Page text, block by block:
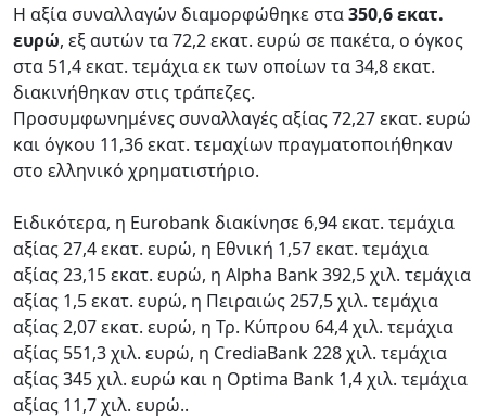
H αξία συναλλαγών διαμορφώθηκε στα350,6 εκατ.
ευρώ, εξ αυτών τα 72,2 εκατ. ευρώ σε πακέτα, ο όγκος
στα 51,4 εκατ. τεμάχια εκ των οποίων τα 34,8 εκατ.
διακινήθηκαν στις τράπεζες.
Προσυμφωνημένες συναλλαγές αξίας 72,27 εκατ. ευρώ
και όγκου 11,36 εκατ. τεμαχίων πραγματοποιήθηκαν
στο ελληνικό χρηματιστήριο.
Ειδικότερα, η Eurobank διακίνησε 6,94 εκατ. τεμάχια
αξίας 27,4 εκατ. ευρώ, η Εθνική 1,57 εκατ. τεμάχια
αξίας 23,15 εκατ. ευρώ, η Alpha Bank 392,5 χιλ. τεμάχια
αξίας 1,5 εκατ. ευρώ, η Πειραιώς 257,5 χιλ. τεμάχια
αξίας 2,07 εκατ. ευρώ, η Τρ. Κύπρου 64,4 χιλ. τεμάχια
αξίας 551,3 χιλ. ευρώ, η CrediaBank 228 χιλ. τεμάχια
αξίας 345 χιλ. ευρώ και η Optima Bank 1,4 χιλ. τεμάχια
αξίας 11,7 χιλ. ευρώ..